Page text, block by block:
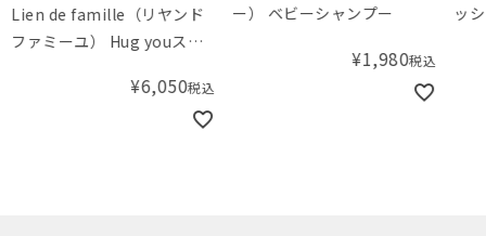
Lien de famille（リヤンド
ファミーユ） Hug youスタ
ーキ チューリップ
¥6,050税込
ー） ベビーシャンプー
¥1,980税込
ッ